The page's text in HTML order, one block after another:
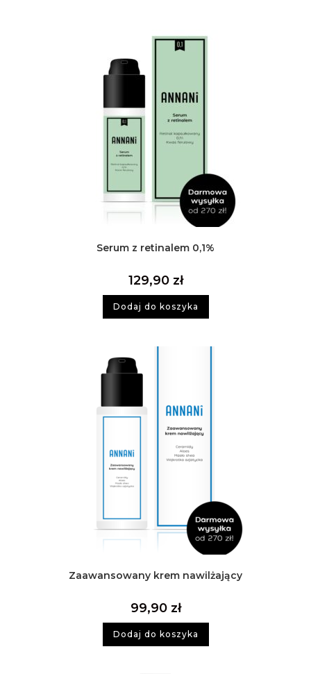
Serum z retinalem 0,1%
129,90 zł
Dodaj do koszyka
Zaawansowany krem nawilżający
99,90 zł
Dodaj do koszyka